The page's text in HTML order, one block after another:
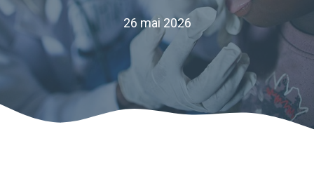
26 mai 2026